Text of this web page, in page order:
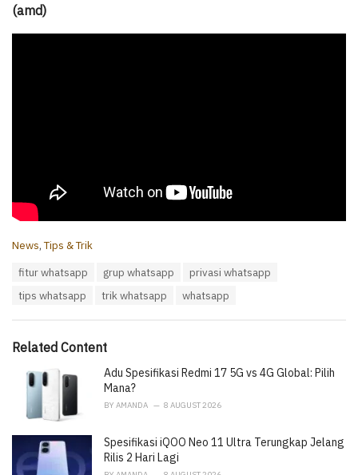
(amd)
C
i
News,Tips & Trik
fitur whatsapp grup whatsapp
privasi whatsapp
tips whatsapp
trik whatsapp whatsapp
Related Content
Adu Spesifikasi Redmi 17 5G vs 4G Global: Pilih
Mana?
BY AMANDA 8 AUGUST 2026
Spesifikasi iQOO Neo 11 Ultra Terungkap Jelang
Rilis 2 Hari Lagi